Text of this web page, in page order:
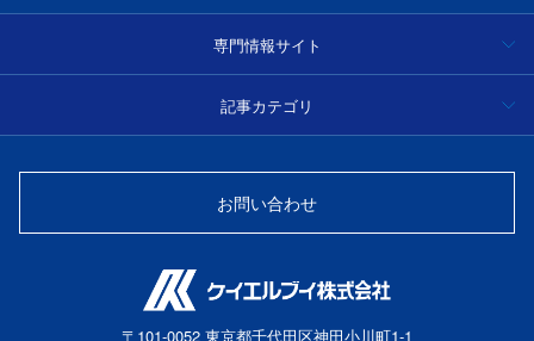
専門情報サイト
ハイパースペクトルカメラ事例集・技術情報
光学フィルター製品情報・技術情報
記事カテゴリ
分光
光源
光ファイバーセンサー
お問い合わせ
〒101-0052 東京都千代田区神田小川町1-1